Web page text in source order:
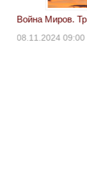
Война Миров.
08.11.2024 09:00